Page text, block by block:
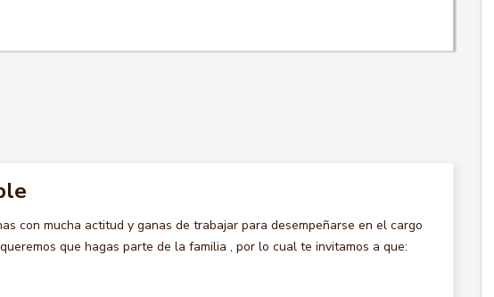
con mucha actitud y ganas de trabajar para desempeñarse en el cargo
queremos que hagas parte de la familia , por lo cual te invitamos a que: